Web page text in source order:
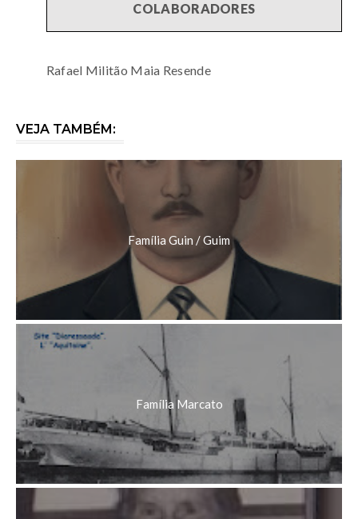
COLABORADORES
Rafael Militão Maia Resende
VEJA TAMBÉM:
Família Guin / Guim
Família Marcato